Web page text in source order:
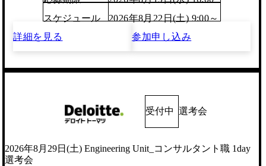
スケジュール
2026年8月22日(土) 9:00～
詳細を見る
参加申し込み
受付中 選考会
2026年8月29日(土) Engineering Unit_コンサルタント職 1day
選考会